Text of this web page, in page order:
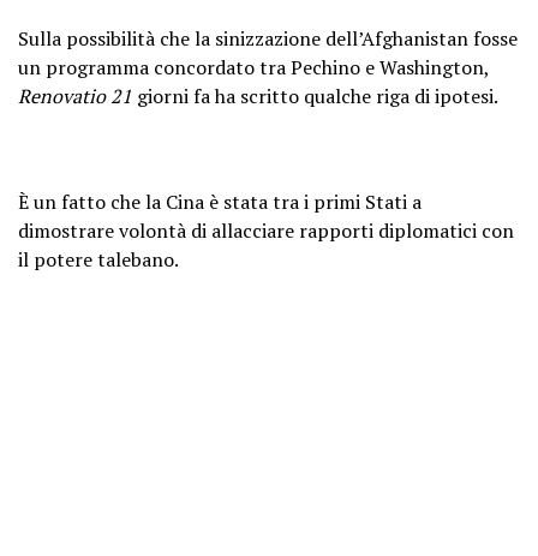
Sulla possibilità che la sinizzazione dell’Afghanistan fosse
un programma concordato tra Pechino e Washington,
Renovatio 21 giorni fa ha scritto qualche riga di ipotesi.
È un fatto che la Cina è stata tra i primi Stati a
dimostrare volontà di allacciare rapporti diplomatici con
il potere talebano.